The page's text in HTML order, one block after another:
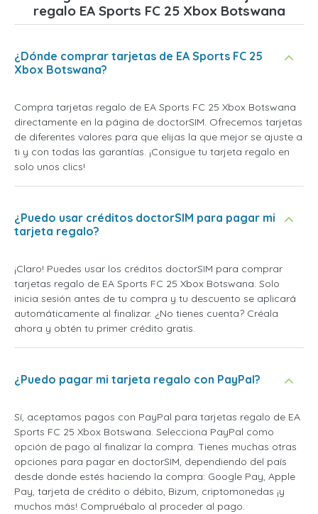
regalo EA Sports FC 25 Xbox Botswana
¿Dónde comprar tarjetas de EA Sports FC 25
Xbox Botswana?
Compra tarjetas regalo de EA Sports FC 25 Xbox Botswana
directamente en la página de doctorSIM. Ofrecemos tarjetas
de diferentes valores para que elijas la que mejor se ajuste a
ti y con todas las garantías. ¡Consigue tu tarjeta regalo en
solo unos clics!
¿Puedo usar créditos doctorSIM para pagar mi
tarjeta regalo?
¡Claro! Puedes usar los créditos doctorSIM para comprar
tarjetas regalo de EA Sports FC 25 Xbox Botswana. Solo
inicia sesión antes de tu compra y tu descuento se aplicará
automáticamente al finalizar. ¿No tienes cuenta? Créala
ahora y obtén tu primer crédito gratis.
¿Puedo pagar mi tarjeta regalo con PayPal?
Sí, aceptamos pagos con PayPal para tarjetas regalo de EA
Sports FC 25 Xbox Botswana. Selecciona PayPal como
opción de pago al finalizar la compra. Tienes muchas otras
opciones para pagar en doctorSIM, dependiendo del país
desde donde estés haciendo la compra: Google Pay, Apple
Pay, tarjeta de crédito o débito, Bizum, criptomonedas ¡y
muchos más! Compruébalo al proceder al pago.